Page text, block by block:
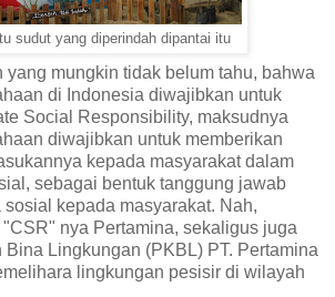
sudut yang diperindah dipantai itu
yang mungkin tidak belum tahu, bahwa
di Indonesia diwajibkan untuk
Social Responsibility, maksudnya
diwajibkan untuk memberikan
kepada masyarakat dalam
sebagai bentuk tanggung jawab
kepada masyarakat. Nah,
nya Pertamina, sekaligus juga
Bina Lingkungan (PKBL) PT. Pertamina
lingkungan pesisir di wilayah